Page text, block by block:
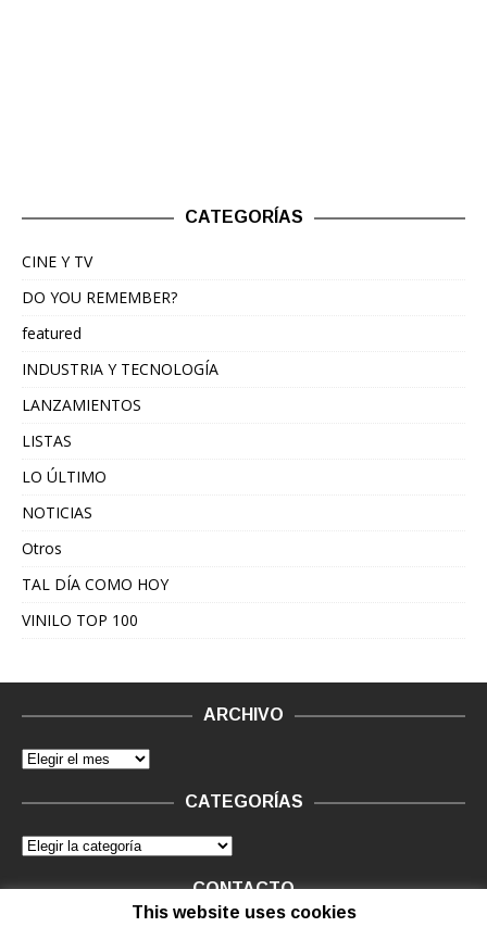
CATEGORÍAS
CINE Y TV
DO YOU REMEMBER?
featured
INDUSTRIA Y TECNOLOGÍA
LANZAMIENTOS
LISTAS
LO ÚLTIMO
NOTICIAS
Otros
TAL DÍA COMO HOY
VINILO TOP 100
ARCHIVO
CATEGORÍAS
CONTACTO
This website uses cookies